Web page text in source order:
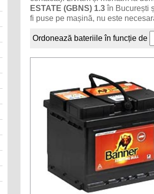
ESTATE (GBNS) 1.3în București
fi puse pe mașină, nu este
Ordonează bateriile în funcție de